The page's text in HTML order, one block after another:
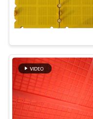
SITEMAP
PRIVACY
POLICY